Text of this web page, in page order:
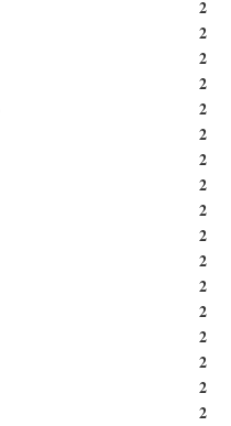
2
2
2
2
2
2
2
2
2
2
2
2
2
2
2
2
2